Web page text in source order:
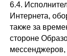
6.4.
Интернета,
также за
стороне
Согласие на
Политика
Сведения об